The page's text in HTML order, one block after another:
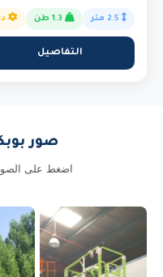
التفاصيل
صور
اضغط على